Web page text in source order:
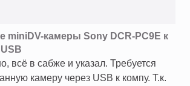
miniDV-камеры Sony DCR-PC9E к
всё в сабже и указал. Требуется
камеру через USB к компу. Т.к.